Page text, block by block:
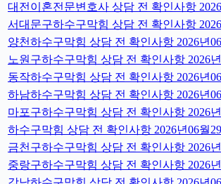
대전이혼전문변호사 상담 전 확인사항
서대문구하수구막힘 상담 전 확인사항
양천하수구막힘 상담 전 확인사항 2026년
노원구하수구막힘 상담 전 확인사항 2026
동작하수구막힘 상담 전 확인사항 2026년
하남하수구막힘 상담 전 확인사항 2026년
마포구하수구막힘 상담 전 확인사항 2026
하수구막힘 상담 전 확인사항 2026년06월
금천구하수구막힘 상담 전 확인사항 2026
중랑구하수구막힘 상담 전 확인사항 2026